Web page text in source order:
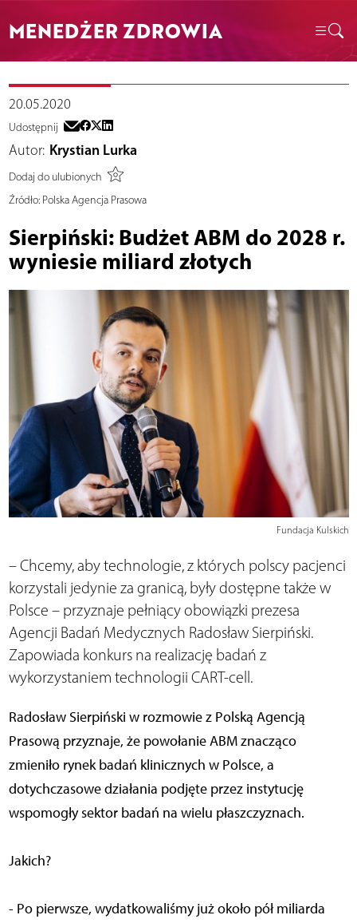
MENEDŻER ZDROWIA
20.05.2020
Udostępnij
Autor: Krystian Lurka
Dodaj do ulubionych
Źródło:Polska Agencja Prasowa
Sierpiński: Budżet ABM do 2028 r.
wyniesie miliard złotych
Fundacja Kulskich
– Chcemy, aby technologie, z których polscy pacjenci
korzystali jedynie za granicą, były dostępne także w
Polsce – przyznaje pełniący obowiązki prezesa
Agencji Badań Medycznych Radosław Sierpiński.
Zapowiada konkurs na realizację badań z
wykorzystaniem technologii CART-cell.
Radosław Sierpiński w rozmowie z Polską Agencją
Prasową przyznaje, że powołanie ABM znacząco
zmieniło rynek badań klinicznych w Polsce, a
dotychczasowe działania podjęte przez instytucję
wspomogły sektor badań na wielu płaszczyznach.
Jakich?
- Po pierwsze, wydatkowaliśmy już około pół miliarda